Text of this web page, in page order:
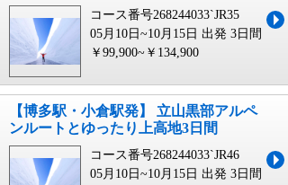
コース番号268244033`JR35
05月10日~10月15日 出発 3日間
￥99,900~￥134,900
【博多駅・小倉駅発】 立山黒部アルペ
ンルートとゆったり上高地3日間
コース番号268244033`JR46
05月10日~10月15日 出発 3日間